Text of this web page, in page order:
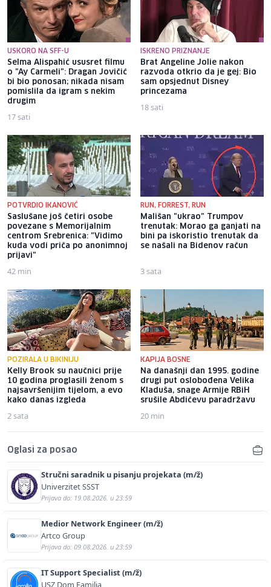
USKORO NA SFF-U
Selma Alispahić ususret filmu
o "Ay Carmeli": Dragan Jovičić
bi bio ponosan; nikada nisam
pomislila da igram s nekim
drugim
17 sati
ISKRENO PRIZNANJE
Brat Angeline Jolie nakon
razvoda otkrio da je gej: Bio
sam opsjednut Disney
princezama
18 sati
POTVRDIO IKANOVIĆ
Saslušane još četiri osobe
povezane s Memorijalnim
centrom Srebrenica: "Vidimo
kuda vodi priča po anonimnoj
prijavi"
42 min
RUN, FORREST, RUN
Mališan "ukrao" Trumpov
trenutak: Morao ga ganjati na
bini pa iskoristio trenutak da
se našali na Bidenov račun
3 sata
POZIRALA U BIKINIJU
Kelly Brook su naučnici prije
10 godina proglasili ženom s
najsavršenijim tijelom, a evo
kako danas izgleda
2 sata
KAPIJA BOSNE
Na današnji dan 1995. godine
drugi put oslobođena Velika
Kladuša, snage Armije RBiH
srušile Abdićevu paradržavu
20 min
Oglasi za posao
Stručni saradnik u pisanju projekata (m/ž)
Univerzitet SSST
Prijava do: 19.08.2026. u 23:59
Medior Network Engineer (m/ž)
Artco Group
Prijava do: 09.08.2026. u 23:59
IT Support Specialist (m/ž)
USZ Dom Familia